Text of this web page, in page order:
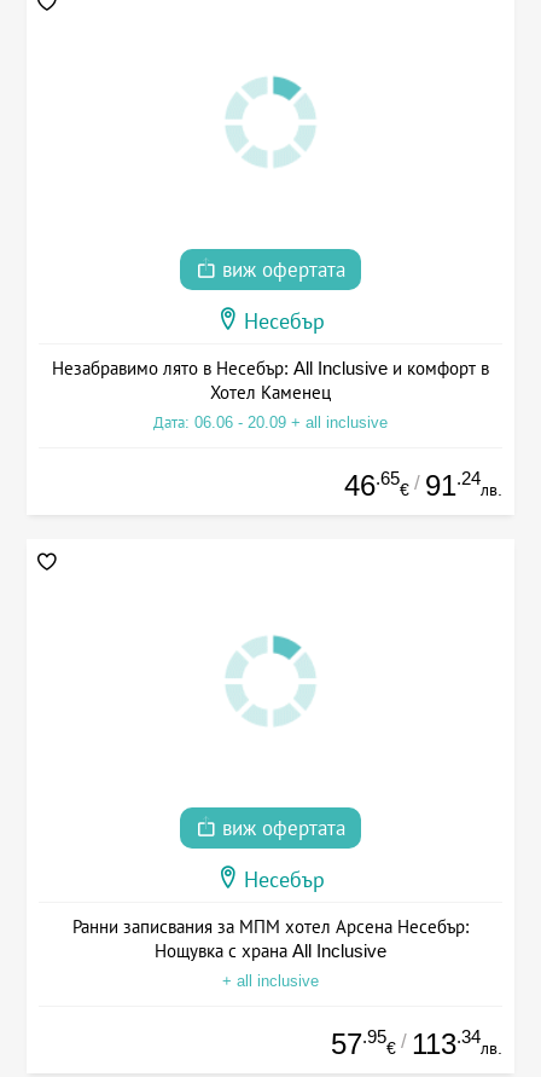
виж офертата
Несебър
Незабравимо лято в Несебър: All Inclusive и комфорт в
Хотел Каменец
Дата: 06.06 - 20.09 + all inclusive
46.65
€ / 91.24
лв.
виж офертата
Несебър
Ранни записвания за МПМ хотел Арсена Несебър:
Нощувка с храна All Inclusive
+ all inclusive
57.95
€ / 113.34
лв.